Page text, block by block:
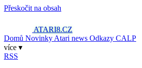
Přeskočit na obsah
ATARI8.CZ
Domů Novinky Atari news Odkazy CALP
více ▾
RSS